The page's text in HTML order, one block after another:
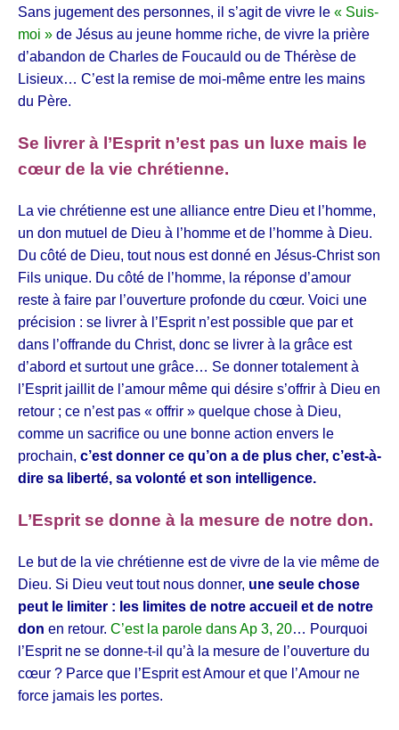
Sans jugement des personnes, il s’agit de vivre le « Suis-
moi » de Jésus au jeune homme riche, de vivre la prière
d’abandon de Charles de Foucauld ou de Thérèse de
Lisieux… C’est la remise de moi-même entre les mains
du Père.
Se livrer à l’Esprit n’est pas un luxe mais le
cœur de la vie chrétienne.
La vie chrétienne est une alliance entre Dieu et l’homme,
un don mutuel de Dieu à l’homme et de l’homme à Dieu.
Du côté de Dieu, tout nous est donné en Jésus-Christ son
Fils unique. Du côté de l’homme, la réponse d’amour
reste à faire par l’ouverture profonde du cœur. Voici une
précision : se livrer à l’Esprit n’est possible que par et
dans l’offrande du Christ, donc se livrer à la grâce est
d’abord et surtout une grâce… Se donner totalement à
l’Esprit jaillit de l’amour même qui désire s’offrir à Dieu en
retour ; ce n’est pas « offrir » quelque chose à Dieu,
comme un sacrifice ou une bonne action envers le
prochain, c’est donner ce qu’on a de plus cher, c’est-à-
dire sa liberté, sa volonté et son intelligence.
L’Esprit se donne à la mesure de notre don.
Le but de la vie chrétienne est de vivre de la vie même de
Dieu. Si Dieu veut tout nous donner, une seule chose
peut le limiter : les limites de notre accueil et de notre
don en retour. C’est la parole dans Ap 3, 20… Pourquoi
l’Esprit ne se donne-t-il qu’à la mesure de l’ouverture du
cœur ? Parce que l’Esprit est Amour et que l’Amour ne
force jamais les portes.